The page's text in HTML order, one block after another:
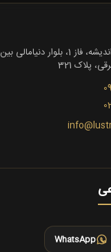
تهران، شهرک اندیشه، فاز 1، بلوار دنیامالی بین
پلاک 321
WhatsApp